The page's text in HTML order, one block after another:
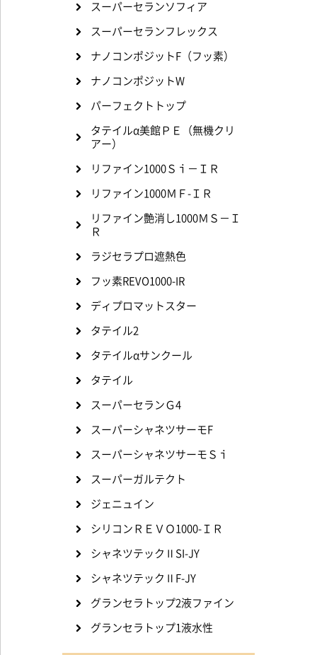
スーパーセランソフィア
スーパーセランフレックス
ナノコンポジットF（フッ素）
ナノコンポジットW
パーフェクトトップ
タテイルα美館ＰＥ（無機クリ
アー）
リファイン1000Ｓｉ－ＩＲ
リファイン1000ＭＦ-ＩＲ
リファイン艶消し1000ＭＳ－Ｉ
Ｒ
ラジセラプロ遮熱色
フッ素REVO1000-IR
ディプロマットスター
タテイル2
タテイルαサンクール
タテイル
スーパーセランＧ4
スーパーシャネツサーモF
スーパーシャネツサーモＳｉ
スーパーガルテクト
ジェニュイン
シリコンＲＥＶＯ1000-ＩＲ
シャネツテックⅡSI-JY
シャネツテックⅡF-JY
グランセラトップ2液ファイン
グランセラトップ1液水性